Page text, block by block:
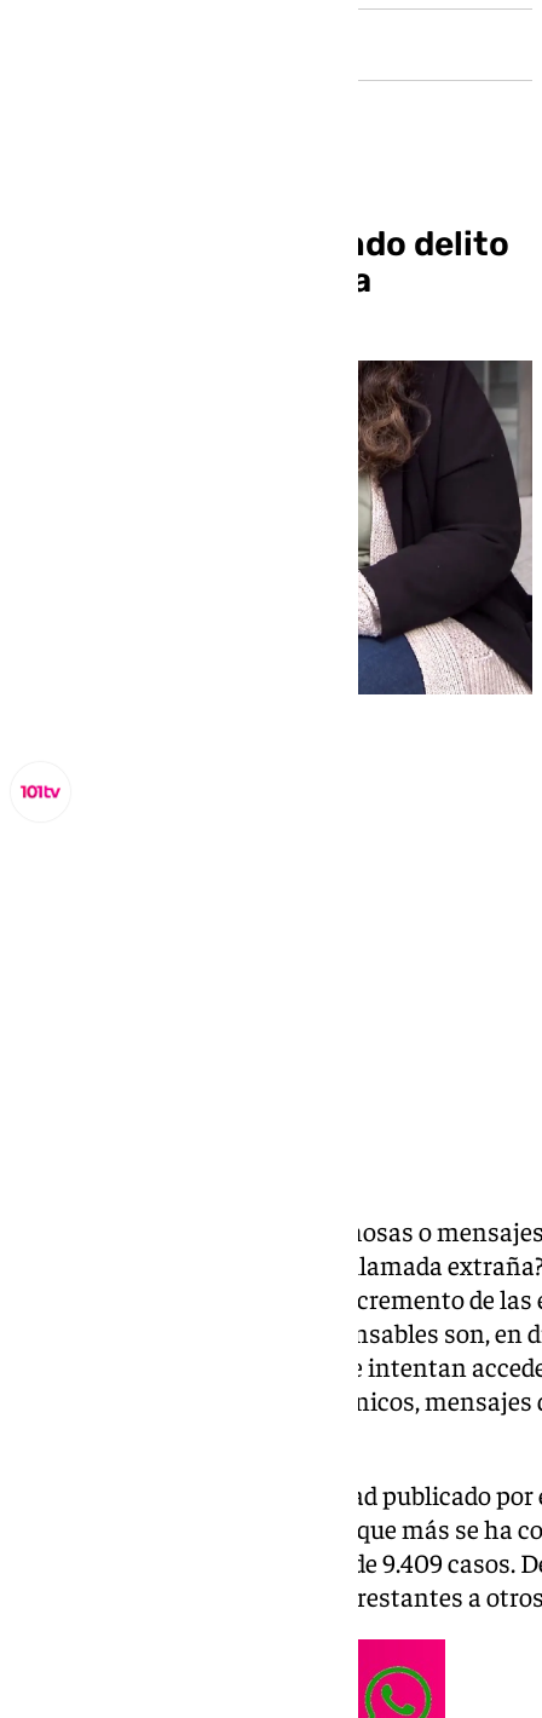
La ciberestafa, segundo delito
más común en Málaga
¿Has recibido llamadas sospechosas o
han pedido datos bancarios en llamada
internet viene de la mano del incremento de
entorno informático. Los responsables son, en
que actúan desde el extranjero e intentan
envío masivo de correos electrónicos,
Según el Balance de Criminalidad publicado
ciberestafa es el segundo delito que más se ha
semestre de 2024, con un total de 9.409 casos.
estafas informáticas y los 1.138 restantes a